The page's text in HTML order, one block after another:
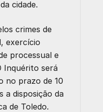
cidade.
crimes de
exercício
processual e
Inquérito será
no prazo de 10
a disposição da
de Toledo.